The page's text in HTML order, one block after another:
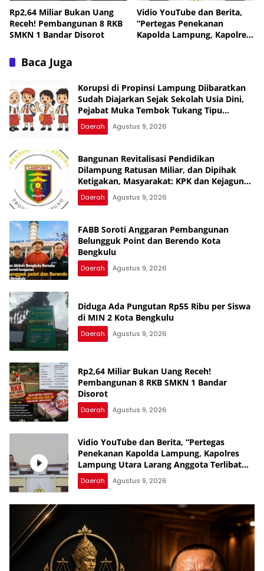
Rp2,64 Miliar Bukan Uang
Receh! Pembangunan 8 RKB
SMKN 1 Bandar Disorot
Vidio YouTube dan Berita,
“Pertegas Penekanan
Kapolda Lampung, Kapolres
Baca Juga
Korupsi di Propinsi Lampung Diibaratkan
Sudah Diajarkan Sejak Sekolah Usia Dini,
Pejabat Muka Tembok Tukang Tipu
Rampok Uang Rakyat
Daerah Agustus 9, 2026
Bangunan Revitalisasi Pendidikan
Dilampung Ratusan Miliar, dan Dipihak
Ketigakan, Masyarakat: KPK dan Kejagung
Jangan Cukup Pembinaan, Uang Rakyat
Bukan Warisan Nenek Moyang
Daerah Agustus 9, 2026
FABB Soroti Anggaran Pembangunan
Belungguk Point dan Berendo Kota
Bengkulu
Daerah Agustus 9, 2026
Diduga Ada Pungutan Rp55 Ribu per Siswa
di MIN 2 Kota Bengkulu
Daerah Agustus 9, 2026
Rp2,64 Miliar Bukan Uang Receh!
Pembangunan 8 RKB SMKN 1 Bandar
Disorot
Daerah Agustus 9, 2026
Vidio YouTube dan Berita, “Pertegas
Penekanan Kapolda Lampung, Kapolres
Lampung Utara Larang Anggota Terlibat
Narkoba, Judol, KDRT dan Perselingkuhan”
Daerah Agustus 9, 2026